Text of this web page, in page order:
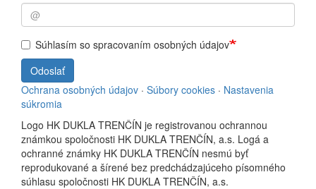
Súhlasím so spracovaním osobných údajov
Odoslať
Ochrana osobných údajov · Súbory cookies · Nastavenia
súkromia
Logo HK DUKLA TRENČÍN je registrovanou ochrannou
známkou spoločnosti HK DUKLA TRENČÍN, a.s. Logá a
ochranné známky HK DUKLA TRENČÍN nesmú byť
reprodukované a šírené bez predchádzajúceho písomného
súhlasu spoločnosti HK DUKLA TRENČÍN, a.s.